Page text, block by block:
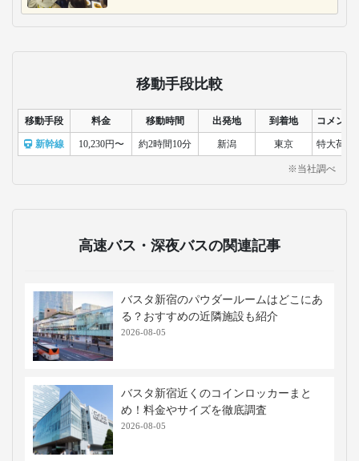
移動手段比較
移動手段 料金 移動時間 出発地 到着地 コメント
新幹線 10,230円〜 約2時間10分 新潟 東京 特大荷物
※当社調べ
高速バス・深夜バスの関連記事
バスタ新宿のパウダールームはどこにあ
る？おすすめの近隣施設も紹介
2026-08-05
バスタ新宿近くのコインロッカーまと
め！料金やサイズを徹底調査
2026-08-05